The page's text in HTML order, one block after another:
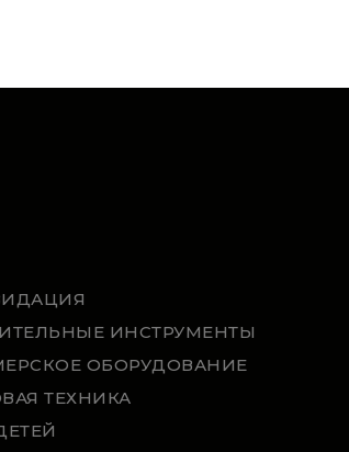
ИНСТРУМЕНТЫ
ОБОРУДОВАНИЕ
ТЕХНИКА